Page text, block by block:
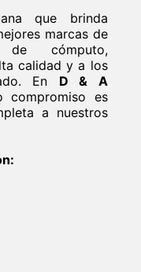
que brinda
marcas de
cómputo,
calidad y a los
En D & A
compromiso es
a nuestros